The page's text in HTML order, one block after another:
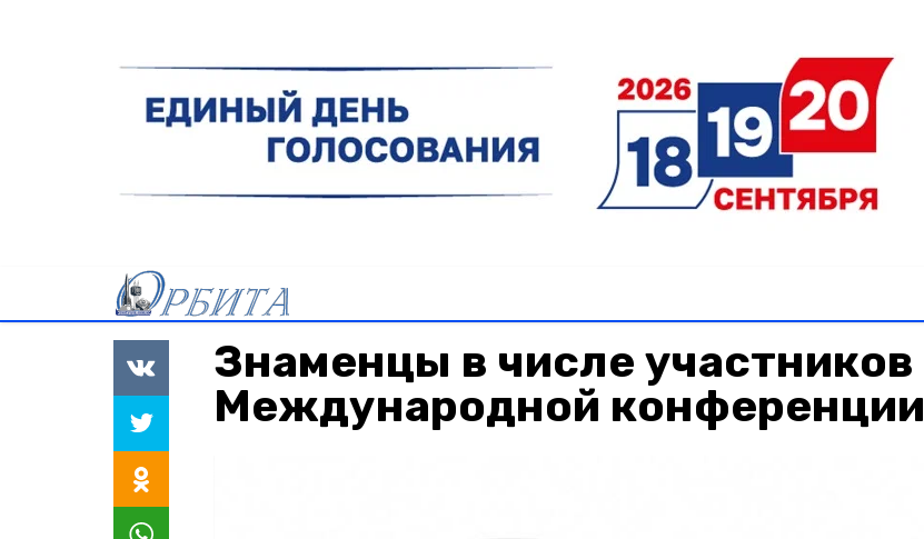
Знаменцы в числе участников
Международной конференции